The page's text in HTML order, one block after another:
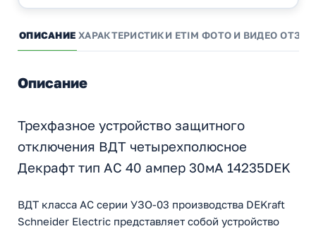
ОПИСАНИЕ ХАРАКТЕРИСТИКИ ETIM ФОТО И ВИДЕО
Описание
Трехфазное устройство защитного
отключения ВДТ четырехполюсное
Декрафт тип АС 40 ампер 30мА 14235DEK
ВДТ класса АС серии УЗО-03 производства DEKraft
Schneider Electric представляет собой устройство